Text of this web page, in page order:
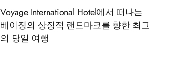
Voyage International Hotel에서 떠나는
베이징의 상징적 랜드마크를 향한 최고
의 당일 여행